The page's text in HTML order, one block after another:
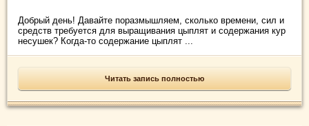
Добрый день! Давайте поразмышляем, сколько времени, сил и
средств требуется для выращивания цыплят и содержания кур
несушек? Когда-то содержание цыплят ...
Читать запись полностью